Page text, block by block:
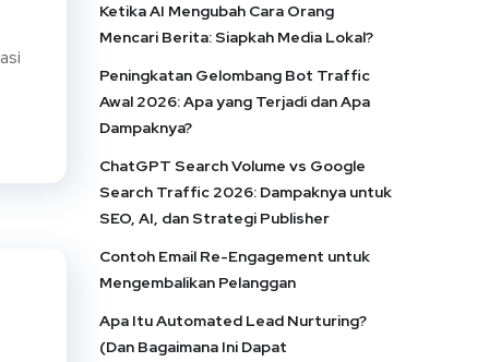
Ketika AI Mengubah Cara Orang
Mencari Berita: Siapkah Media Lokal?
Peningkatan Gelombang Bot Traffic
Awal 2026: Apa yang Terjadi dan Apa
Dampaknya?
ChatGPT Search Volume vs Google
Search Traffic 2026: Dampaknya untuk
SEO, AI, dan Strategi Publisher
Contoh Email Re-Engagement untuk
Mengembalikan Pelanggan
Apa Itu Automated Lead Nurturing?
(Dan Bagaimana Ini Dapat